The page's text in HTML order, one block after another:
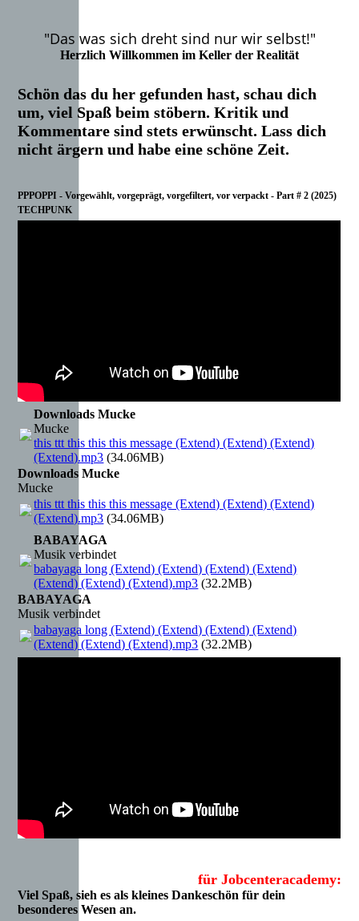
"Das was sich dreht sind nur wir selbst!"
Herzlich Willkommen im Keller der Realität
Schön das du her gefunden hast, schau dich
um, viel Spaß beim stöbern. Kritik und
Kommentare sind stets erwünscht. Lass dich
nicht ärgern und habe eine schöne Zeit.
PPPOPPI - Vorgewählt, vorgeprägt, vorgefiltert, vor verpackt - Part # 2 (2025)
TECHPUNK
Downloads Mucke
Mucke
this ttt this this this message (Extend) (Extend) (Extend)
(Extend).mp3 (34.06MB)
Downloads Mucke
Mucke
this ttt this this this message (Extend) (Extend) (Extend)
(Extend).mp3 (34.06MB)
BABAYAGA
Musik verbindet
babayaga long (Extend) (Extend) (Extend) (Extend)
(Extend) (Extend) (Extend).mp3 (32.2MB)
BABAYAGA
Musik verbindet
babayaga long (Extend) (Extend) (Extend) (Extend)
(Extend) (Extend) (Extend).mp3 (32.2MB)
für Jobcenteracademy:
Viel Spaß, sieh es als kleines Dankeschön für dein
besonderes Wesen an.